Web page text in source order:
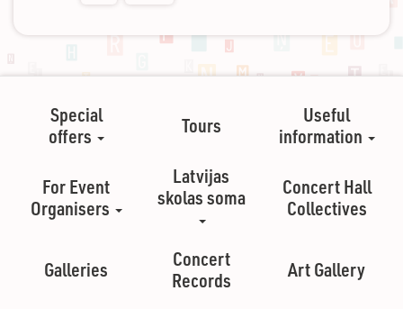
Special
offers
Tours
Useful
information
For Event
Organisers
Latvijas
skolas soma
Concert Hall
Collectives
Galleries
Concert
Records
Art Gallery